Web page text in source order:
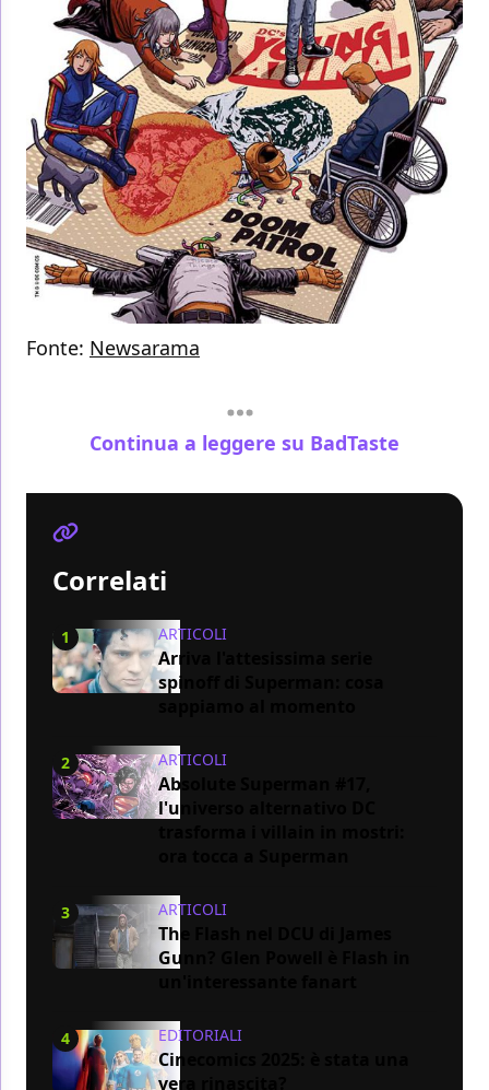
Fonte: Newsarama
Continua a leggere su BadTaste
Correlati
1 ARTICOLI
Arriva l'attesissima serie
spinoff di Superman: cosa
2 ARTICOLI
Absolute Superman #17,
l'universo alternativo DC
3 ARTICOLI
The Flash nel DCU di James
Gunn? Glen Powell è Flash in
4 EDITORIALI
Cinecomics 2025: è stata una
vera rinascita?